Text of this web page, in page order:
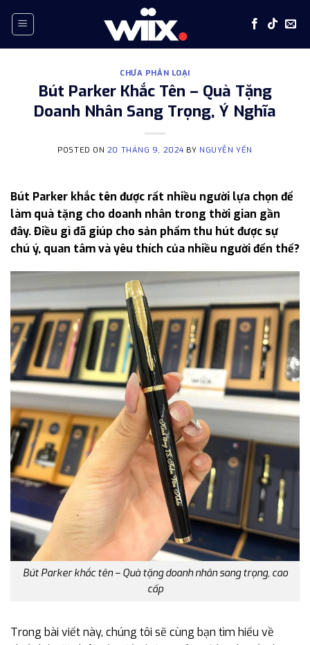
CHƯA PHÂN LOẠI
Bút Parker Khắc Tên – Quà Tặng
Doanh Nhân Sang Trọng, Ý Nghĩa
POSTED ON 20 THÁNG 9, 2024 BY NGUYỄN YẾN
Bút Parker khắc tên được rất nhiều người lựa chọn để
làm quà tặng cho doanh nhân trong thời gian gần
đây. Điều gì đã giúp cho sản phẩm thu hút được sự
chú ý, quan tâm và yêu thích của nhiều người đến thế?
Bút Parker khắc tên – Quà tặng doanh nhân sang trọng, cao
cấp
Trong bài viết này, chúng tôi sẽ cùng bạn tìm hiểu về